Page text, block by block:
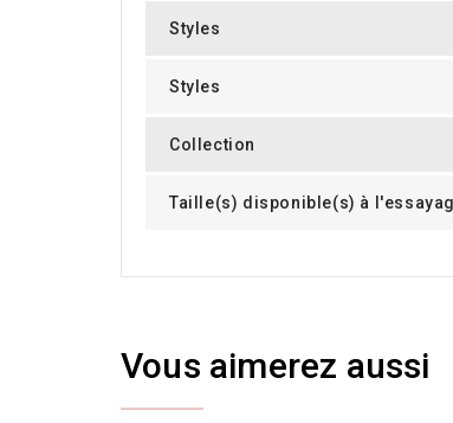
Styles
Styles
Collection
Taille(s) disponible(s) à
Vous aimerez aussi